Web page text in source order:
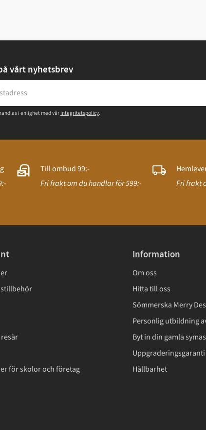
vårt nyhetsbrev
i enlighet med vårintegritetspolicy.
Till ombud 99:-
Fri frakt om du handlar för 599:-
Fri frakt
för skolor och företag
Information
Om oss
Hitta till oss
Sömmerska Merry
Personlig utbildning
Byt in din gamla
Uppgraderingsgaranti
Hållbarhet